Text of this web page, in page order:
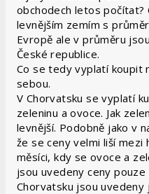
obchodech letos
levnějším zemím s
Evropě ale v průměru
České republice.
Co se tedy vyplatí koupit
sebou.
V Chorvatsku se vyplatí
zeleninu a ovoce. Jak
levnější. Podobně jako v
že se ceny velmi liší mezi
měsíci, kdy se ovoce a
jsou uvedeny ceny
Chorvatsku jsou